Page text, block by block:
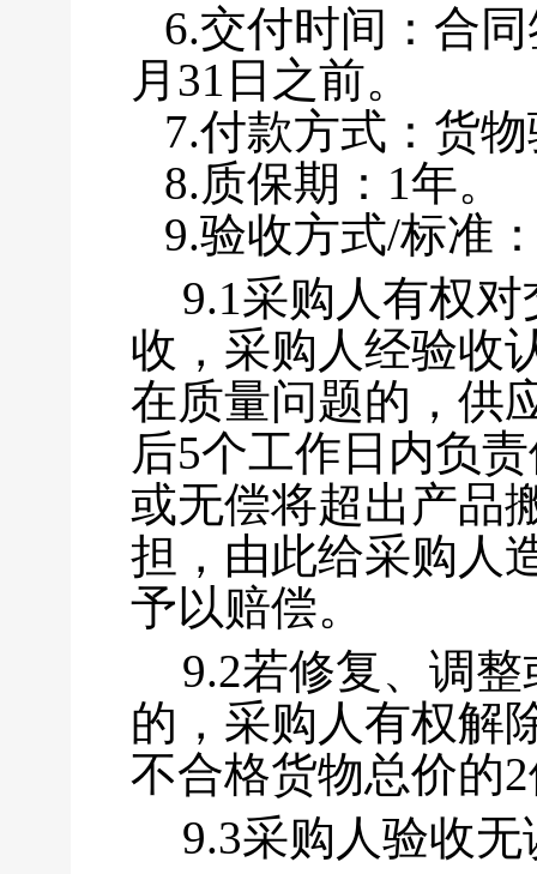
6.交付时间： 合
月31日之前。
7.付款方式：货
8.质保期：1年。
9.验收方式/标准
9.1采购人有权
收， 采购人经验收
在质量问题的，供
后5个工作日内负
或无偿将超出产品
担，由此给采购人
予以赔偿。
9.2若修复、调
的，采购人有权解
不合格货物总价的
9.3采购人验收